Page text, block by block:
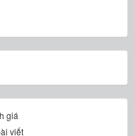
giá
viết